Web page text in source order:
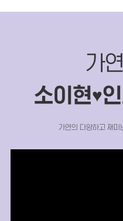
가
소이현♥
가연의 다양하고 재미